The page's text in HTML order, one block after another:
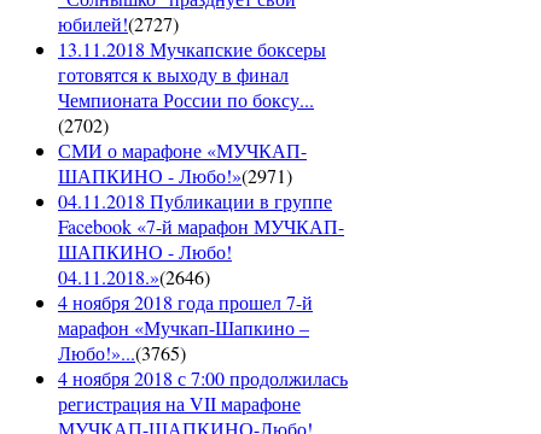
юбилей!(2727)
13.11.2018 Мучкапские боксеры
готовятся к выходу в финал
Чемпионата России по боксу...
(2702)
СМИ о марафоне «МУЧКАП-
ШАПКИНО - Любо!»(2971)
04.11.2018 Публикации в группе
Facebook «7-й марафон МУЧКАП-
ШАПКИНО - Любо!
04.11.2018.»(2646)
4 ноября 2018 года прошел 7-й
марафон «Мучкап-Шапкино –
Любо!»...(3765)
4 ноября 2018 с 7:00 продолжилась
регистрация на VII марафоне
МУЧКАП-ШАПКИНО-Любо!